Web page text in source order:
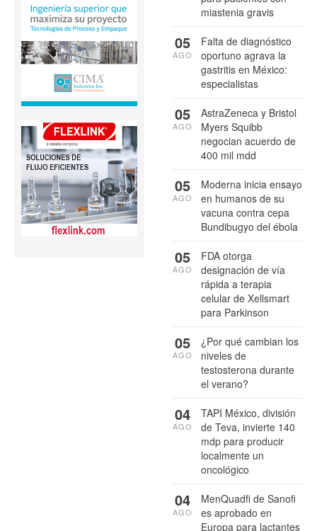
miastenia gravis
Falta de diagnóstico
oportuno agrava la
gastritis en México:
especialistas
05
AGO
AstraZeneca y Bristol
Myers Squibb
negocian acuerdo de
400 mil mdd
05
AGO
Moderna inicia ensayo
en humanos de su
vacuna contra cepa
Bundibugyo del ébola
05
AGO
FDA otorga
designación de vía
rápida a terapia
celular de Xellsmart
para Parkinson
05
AGO
¿Por qué cambian los
niveles de
testosterona durante
el verano?
05
AGO
TAPI México, división
de Teva, invierte 140
mdp para producir
localmente un
oncológico
04
AGO
MenQuadfi de Sanofi
es aprobado en
Europa para lactantes
04
AGO